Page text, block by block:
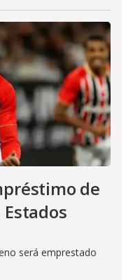
de
será emprestado